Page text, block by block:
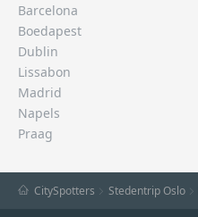
Barcelona
Boedapest
Dublin
Lissabon
Madrid
Napels
Praag
CitySpotters Stedentrip Oslo